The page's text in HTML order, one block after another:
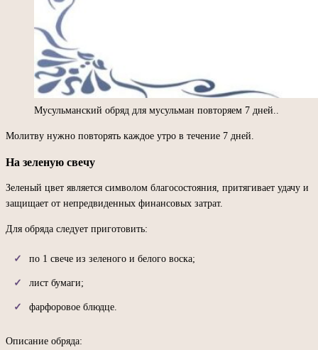
Мусульманский обряд для мусульман повторяем 7 дней..
Молитву нужно повторять каждое утро в течение 7 дней.
На зеленую свечу
Зеленый цвет является символом благосостояния, притягивает удачу и
защищает от непредвиденных финансовых затрат.
Для обряда следует приготовить:
по 1 свече из зеленого и белого воска;
лист бумаги;
фарфоровое блюдце.
Описание обряда: